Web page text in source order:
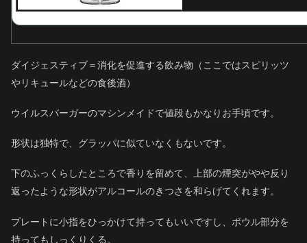
ダイジェスティブ＝消化を促進する飲み物（ここではスピリッツ
やリキュールなどの食後酒）
ウイルスバーガーのマシンメイドで値段もかなりお手頃です。
形状は独特で、グラッパに似ていなくもないです。
下のふっくらしたところで香りを留めて、上部の煙突がやや反り
返ったような形状がアルコールのきつさを和らげてくれます。
プレートに小指をひっかけて持ってもいいですし、ボウル部分を
持ってもしっくりくる。